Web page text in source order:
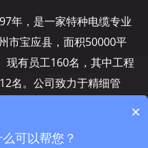
年，是一家特种电缆专业
市宝应县，面积50000平
现有员工160名，其中工程
名。公司致力于精细管
×
可以帮您？